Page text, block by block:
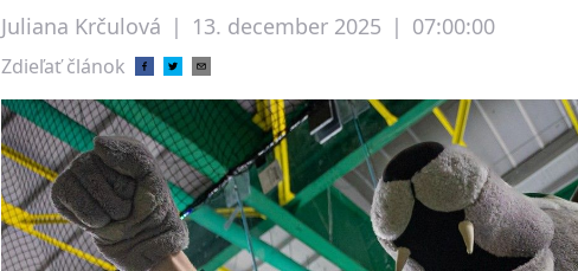
Juliana Krčulová | 13. december 2025 | 07:00:00
Zdieľať článok